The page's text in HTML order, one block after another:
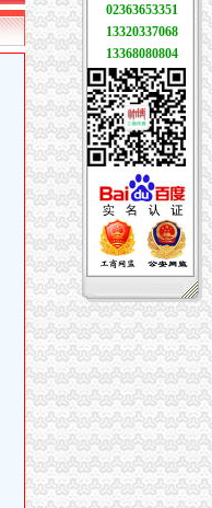
02363653351
13320337068
13368080804